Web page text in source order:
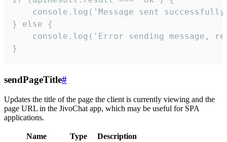
console.log('Message sent
} else {
console.log('Error sending message,
}
sendPageTitle#
Updates the title of the page the client is currently viewing and the
page URL in the JivoChat app, which may be useful for SPA
applications.
Name Type
Description